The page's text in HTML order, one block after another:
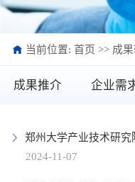
成果推介 企业需
当前位置:首页 >> 成
郑州大学产业技术研究
2024-11-07